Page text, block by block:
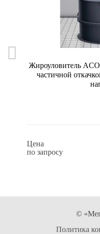
Жироуловитель
частичной
Цена
по запросу
©
Политика